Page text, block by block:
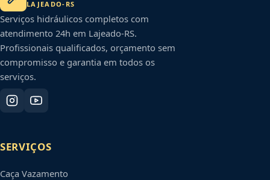
LAJEADO- RS
Serviços hidráulicos completos com
atendimento 24h em Lajeado-RS.
Profissionais qualificados, orçamento sem
compromisso e garantia em todos os
serviços.
SERVIÇOS
Caça Vazamento